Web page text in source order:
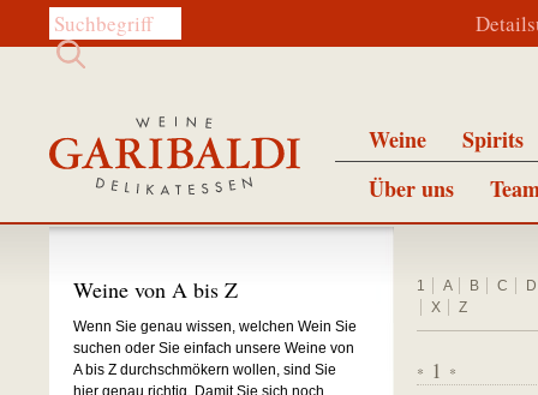
Diese Website durchsuchen:
Weine
Spirits
Über uns
1 A B C
D
X
Z
* 1 *
Weine von A bis Z
Wenn Sie genau wissen, welchen Wein Sie
suchen oder Sie einfach unsere Weine von
A bis Z durchschmökern wollen, sind Sie
hier genau richtig. Damit Sie sich noch